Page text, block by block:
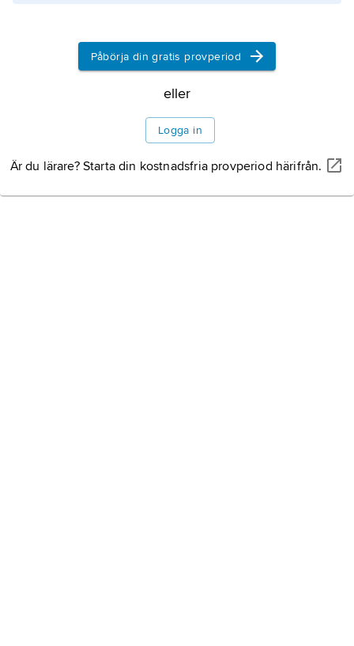
Påbörja din gratis provperiod
eller
Logga in
Är du lärare? Starta din kostnadsfria provperiod härifrån.